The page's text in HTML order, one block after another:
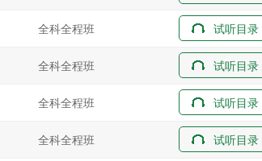
全科全程班 试听目录
全科全程班 试听目录
全科全程班 试听目录
全科全程班 试听目录